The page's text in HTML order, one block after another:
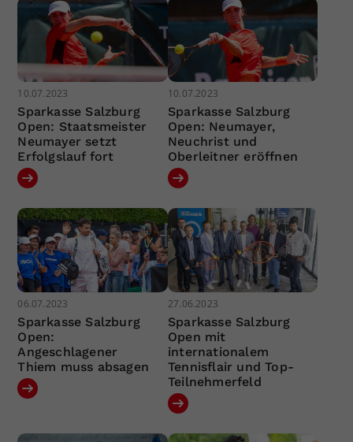
10.07.2023
Sparkasse Salzburg
Open: Staatsmeister
Neumayer setzt
Erfolgslauf fort
10.07.2023
Sparkasse Salzburg
Open: Neumayer,
Neuchrist und
Oberleitner eröffnen
06.07.2023
Sparkasse Salzburg
Open:
Angeschlagener
Thiem muss absagen
27.06.2023
Sparkasse Salzburg
Open mit
internationalem
Tennisflair und Top-
Teilnehmerfeld